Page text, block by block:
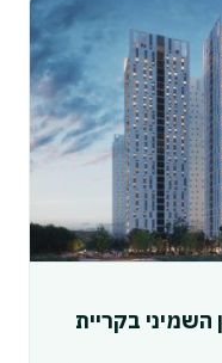
השמיני בקריית